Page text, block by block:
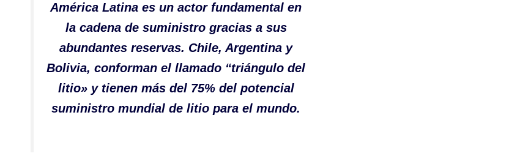
América Latina es un actor fundamental en
la cadena de suministro gracias a sus
abundantes reservas. Chile, Argentina y
Bolivia, conforman el llamado “triángulo del
litio» y tienen más del 75% del potencial
suministro mundial de litio para el mundo.